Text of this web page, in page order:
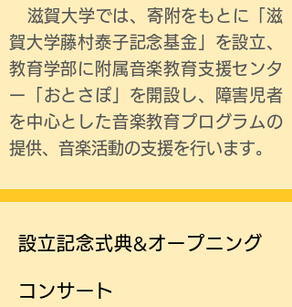
​ 滋賀大学では、寄附をもとに「滋
賀大学藤村泰子記念基金」を設立、
教育学部に附属音楽教育支援センタ
ー「 おとさぽ」を開設し、障害児者
を中心とした音楽教育プログラムの
提供、音楽活動の支援を行います。
​設立記念式典&オープニング
コンサート